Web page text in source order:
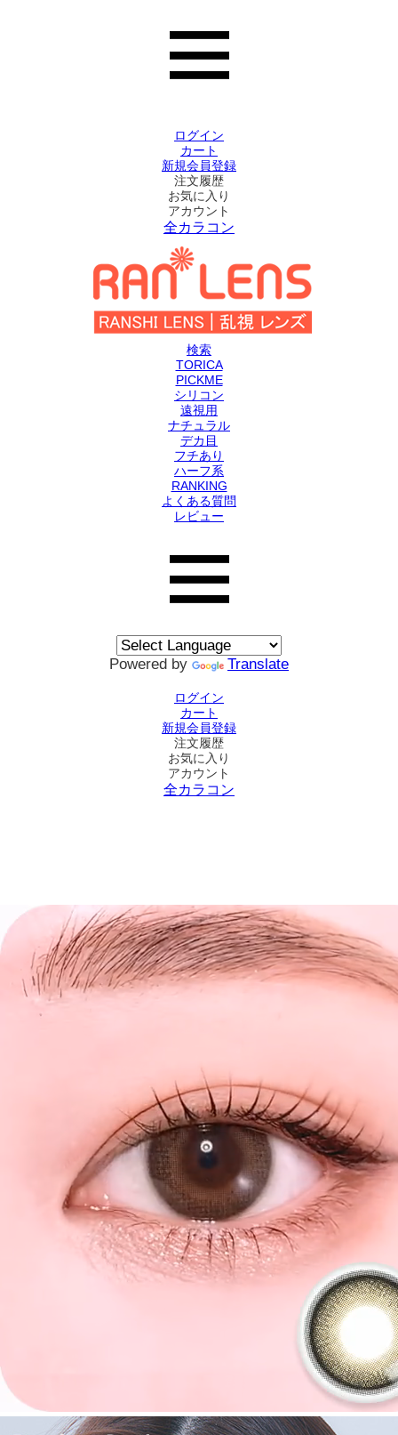
ログイン
カート
新規会員登録
注文履歴
お気に入り
アカウント
全カラコン
検索
TORICA
PICKME
シリコン
遠視用
ナチュラル
デカ目
フチあり
ハーフ系
RANKING
よくある質問
レビュー
Powered by Translate
ログイン
カート
新規会員登録
注文履歴
お気に入り
アカウント
全カラコン